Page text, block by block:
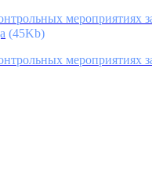
мероприятиях
(45Kb)
мероприятиях